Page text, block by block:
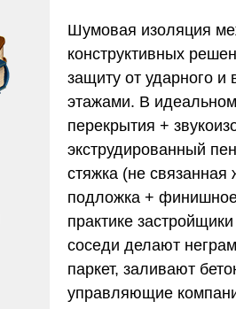
Шумовая изоляция
конструктивных
защиту от ударного
этажами. В
перекрытия +
экструдированный
стяжка (не связанная
подложка +
практике
соседи делают
паркет, заливают
управляющие